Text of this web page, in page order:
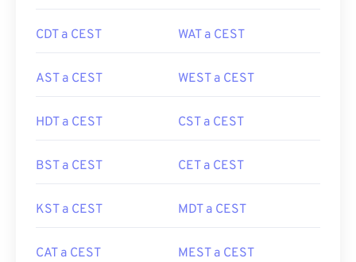
CDT a CEST WAT a CEST
AST a CEST WEST a CEST
HDT a CEST CST a CEST
BST a CEST CET a CEST
KST a CEST MDT a CEST
CAT a CEST MEST a CEST